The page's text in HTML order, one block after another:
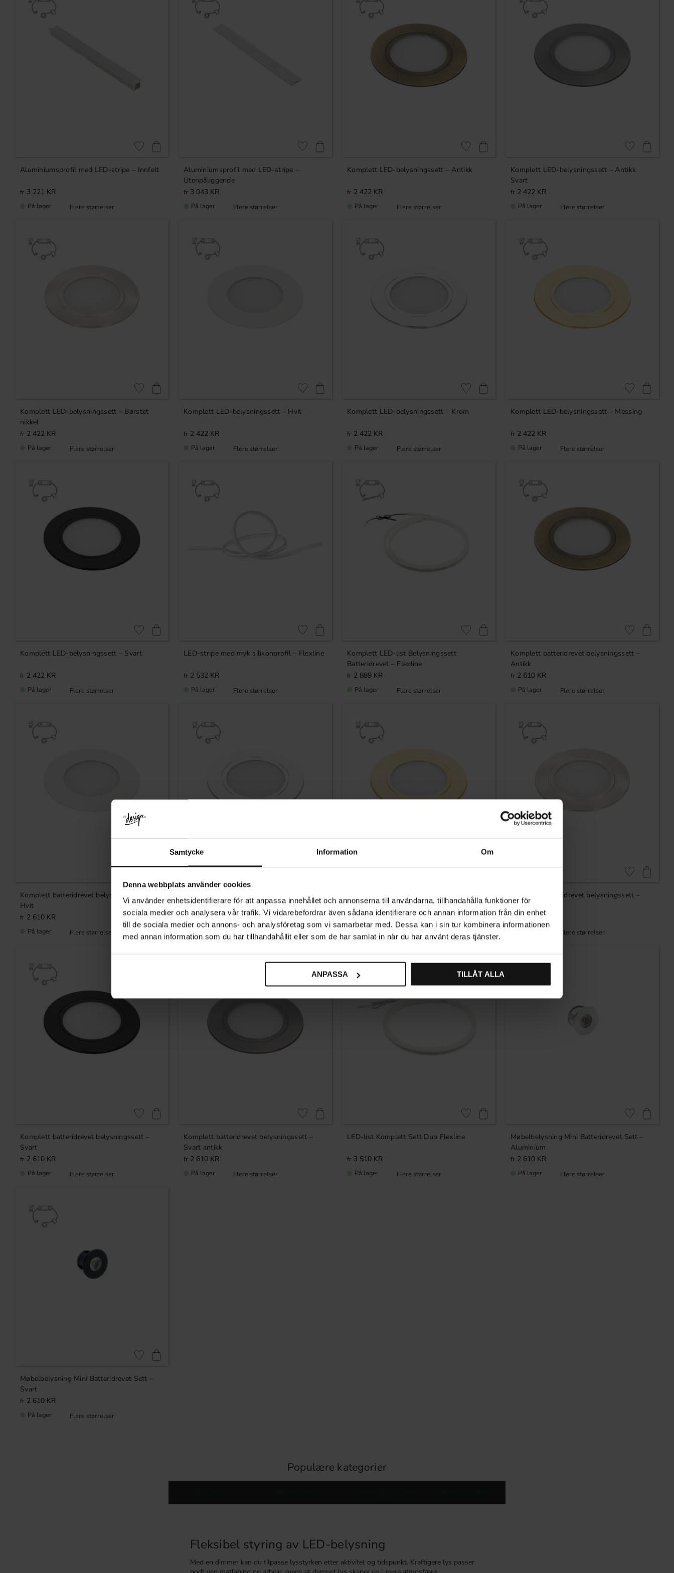
Samtycke Information Om
Denna webbplats använder cookies
Vi använder enhetsidentifierare för att anpassa innehållet och annonserna till användarna, tillhandahålla funktioner för
sociala medier och analysera vår trafik. Vi vidarebefordrar även sådana identifierare och annan information från din enhet
till de sociala medier och annons- och analysföretag som vi samarbetar med. Dessa kan i sin tur kombinera informationen
med annan information som du har tillhandahållit eller som de har samlat in när du har använt deras tjänster.
ANPASSA TILLÅT ALLA
Aluminiumsprofil med LED-stripe – Innfelt
3 221 KR
Lagre som favoritt
På lager
Aluminiumsprofil med LED-stripe –
Utenpåliggende
3 043 KR
Lagre som favoritt
På lager
Komplett LED-belysningssett – Antikk
2 422 KR
Lagre som favoritt
På lager
Komplett LED-belysningssett – Antikk
Svart
2 422 KR
Lagre som
På lager
Komplett LED-belysningssett – Børstet
nikkel
2 422 KR
Lagre som favoritt
På lager
Komplett LED-belysningssett – Hvit
2 422 KR
Lagre som favoritt
På lager
Komplett LED-belysningssett – Krom
2 422 KR
Lagre som favoritt
På lager
Komplett LED-belysningssett – Messing
2 422 KR
Lagre som
På lager
Komplett LED-belysningssett – Svart
2 422 KR
Lagre som favoritt
På lager
LED-stripe med myk silikonprofil – Flexline
2 532 KR
Lagre som favoritt
På lager
Komplett LED-list Belysningssett
Batteridrevet – Flexline
2 889 KR
Lagre som favoritt
På lager
Komplett batteridrevet belysningssett –
Antikk
2 610 KR
Lagre som
På lager
Komplett batteridrevet belysningssett –
Hvit
2 610 KR
På lager
Komplett batteridrevet belysningssett –
Krom
2 610KR
Komplett batteridrevet belysningssett –
Messingfarget
2 610KR
Komplett batteridrevet belysningssett –
Nikkel
2 610KR
Lagre som
Komplett batteridrevet belysningssett –
Svart
2 610 KR
Lagre som favoritt
På lager
Komplett batteridrevet belysningssett –
Svart antikk
2 610 KR
Lagre som favoritt
På lager
LED-list Komplett Sett Duo Flexline
3 510 KR
Lagre som favoritt
På lager
Møbelbelysning Mini Batteridrevet Sett –
Aluminium
2 610 KR
Lagre som
På lager
Møbelbelysning Mini Batteridrevet Sett –
Svart
2 610 KR
Lagre som favoritt
På lager
Populære kategorier
Fleksibel styring av LED-belysning
Med en dimmer kan du tilpasse lysstyrken etter aktivitet og tidspunkt. Kraftigere lys passer